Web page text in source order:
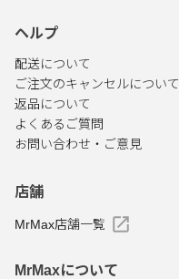
ヘルプ
配送について
ご注文のキャンセルについて
返品について
よくあるご質問
お問い合わせ・ご意見
店舗
MrMax店舗一覧
MrMaxについて